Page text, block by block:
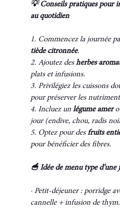
💡 Conseils pratiques pour
au quotidien
1. Commencez la journée
tiède citronnée.
2. Ajoutez des herbes
plats et infusions.
3. Privilégiez les cuissons
pour préserver les
4. Incluez un légume amer
jour (endive, chou, radis
5. Optez pour des fruits
pour bénéficier des fibres.
🥣 Idée de menu type d’une
· Petit-déjeuner : porridge
cannelle + infusion de thym.